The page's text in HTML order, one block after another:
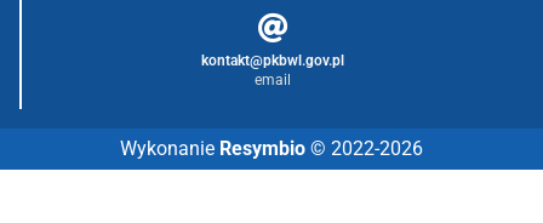
kontakt@pkbwl.gov.pl
email
Wykonanie Resymbio © 2022-2026